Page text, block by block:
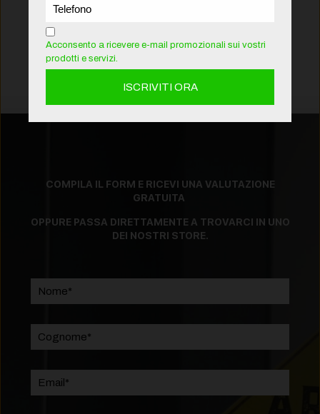
WHATSAPP
COMPILA IL FORM E RICEVI UNA VALUTAZIONE
GRATUITA
OPPURE PASSA DIRETTAMENTE A TROVARCI IN UNO
DEI NOSTRI STORE.
Acconsento a ricevere e-mail promozionali sui vostri
prodotti e servizi.